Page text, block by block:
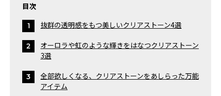
目次
抜群の透明感をもつ美しいクリアストーン4選
オーロラや虹のような輝きをはなつクリアストーン
3選
全部欲しくなる、クリアストーンをあしらった万能
アイテム